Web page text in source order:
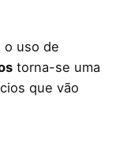
o uso de
torna-se uma
que vão